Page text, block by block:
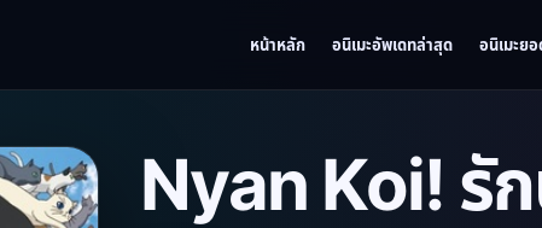
หน้าหลัก อนิเมะอัพเดทล่าสุด อนิเมะย
Nyan Koi! รั